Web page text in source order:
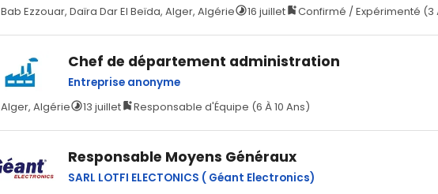
Bab Ezzouar, Daïra Dar El Beïda, Alger, Algérie
16 juillet Confirmé / Expérimenté (3
Chef de département administration
Entreprise anonyme
Alger, Algérie
13 juillet Responsable d'Équipe (6 À 10 Ans)
Responsable Moyens Généraux
SARL LOTFI ELECTONICS ( Géant Electronics)